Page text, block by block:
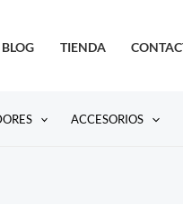
BLOG TIENDA
ACCESORIOS